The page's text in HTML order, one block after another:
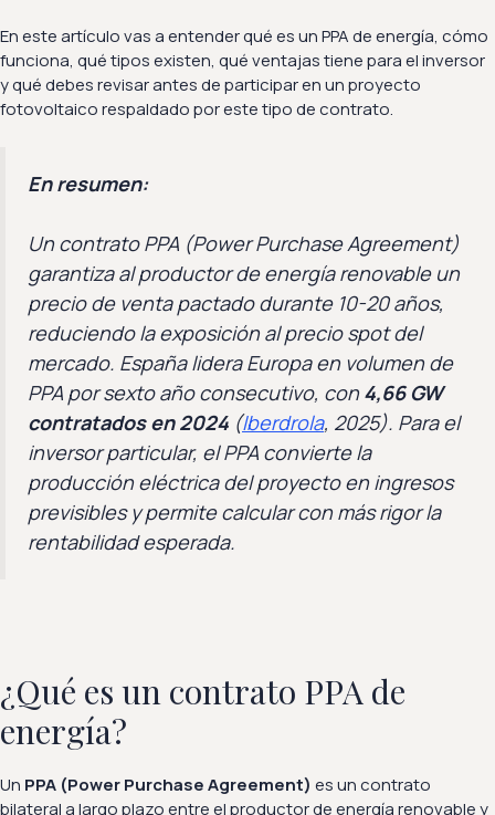
En este artículo vas a entender qué es un PPA de energía, cómo
funciona, qué tipos existen, qué ventajas tiene para el inversor
y qué debes revisar antes de participar en un proyecto
fotovoltaico respaldado por este tipo de contrato.
En resumen:
Un contrato PPA (Power Purchase Agreement)
garantiza al productor de energía renovable un
precio de venta pactado durante 10-20 años,
reduciendo la exposición al precio spot del
mercado. España lidera Europa en volumen de
PPA por sexto año consecutivo, con 4,66 GW
contratados en 2024 (Iberdrola, 2025). Para el
inversor particular, el PPA convierte la
producción eléctrica del proyecto en ingresos
previsibles y permite calcular con más rigor la
rentabilidad esperada.
¿Qué es un contrato PPA de
energía?
Un PPA (Power Purchase Agreement) es un contrato
bilateral a largo plazo entre el productor de energía renovable y